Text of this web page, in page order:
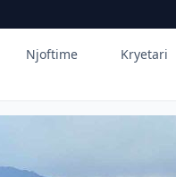
Njoftime Kryetari